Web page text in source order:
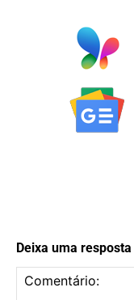
Deixa uma resposta